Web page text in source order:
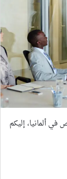
ألمانيا، إليكم